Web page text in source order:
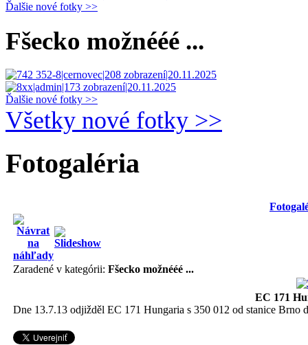
Ďalšie nové fotky >>
Fšecko možnééé ...
Ďalšie nové fotky >>
Všetky nové fotky >>
Fotogaléria
Zaradené v kategórii: Fšecko možnééé ...
EC 171
Dne 13.7.13 odjižděl EC 171 Hungaria s 350 012 od stanice Brno